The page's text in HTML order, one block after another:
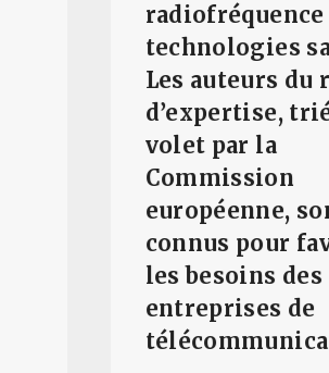
radiofréquence
technologies
Les auteurs du
d’expertise,
volet par la
Commission
européenne,
connus pour
les besoins des
entreprises de